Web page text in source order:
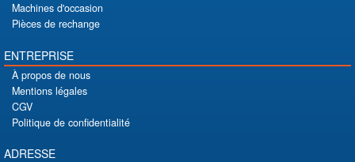
Machines d'occasion
Pièces de rechange
ENTREPRISE
À propos de nous
Mentions légales
CGV
Politique de confidentialité
ADRESSE